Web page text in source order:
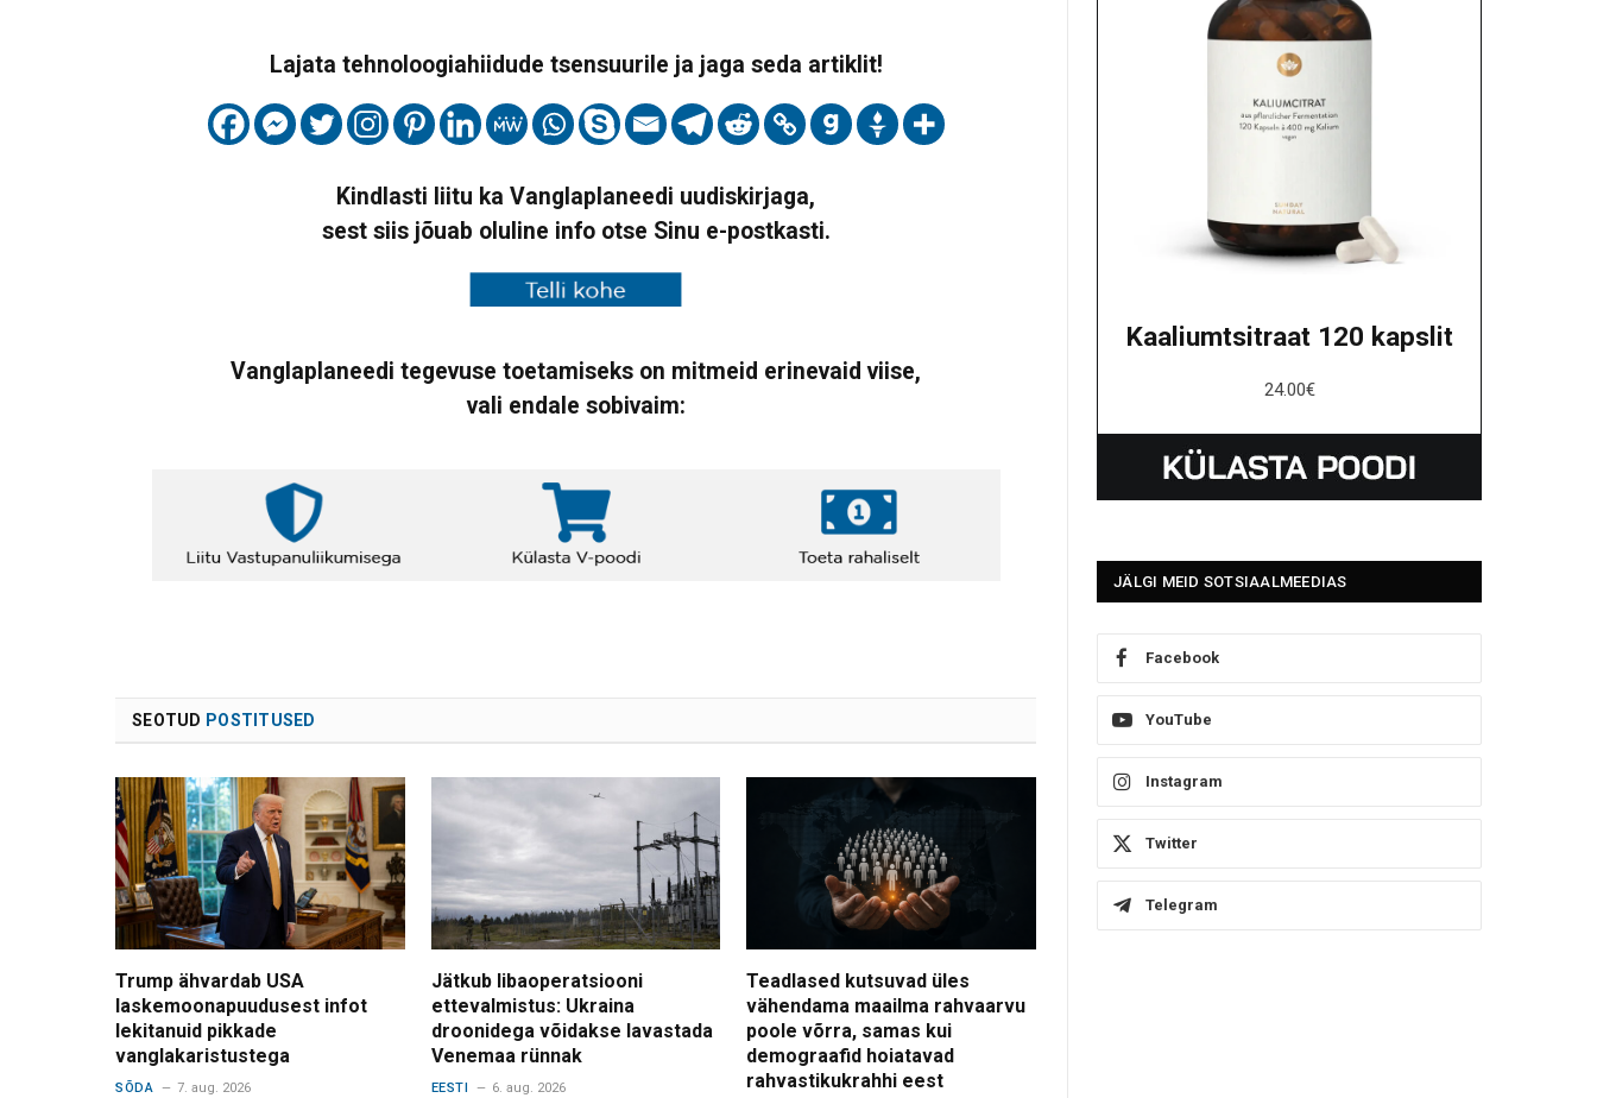
Lajata tehnoloogiahiidude tsensuurile ja jaga seda artiklit!
Kindlasti liitu ka Vanglaplaneedi uudiskirjaga,
sest siis jõuab oluline info otse Sinu e-postkasti.
Vanglaplaneedi tegevuse toetamiseks on mitmeid erinevaid viise,
vali endale sobivaim:
SEOTUD POSTITUSED
Trump ähvardab USA
laskemoonapuudusest infot
lekitanuid pikkade
vanglakaristustega
SÕDA 7. aug. 2026
Jätkub libaoperatsiooni
ettevalmistus: Ukraina
droonidega võidakse lavastada
Venemaa rünnak
EESTI 6. aug. 2026
Teadlased kutsuvad üles
vähendama maailma rahvaarvu
poole võrra, samas kui
demograafid hoiatavad
rahvastikukrahhi eest
Kaaliumtsitraat 120 kapslit
24.00€
JÄLGI MEID SOTSIAALMEEDIAS
Facebook
YouTube
Instagram
Twitter
Telegram